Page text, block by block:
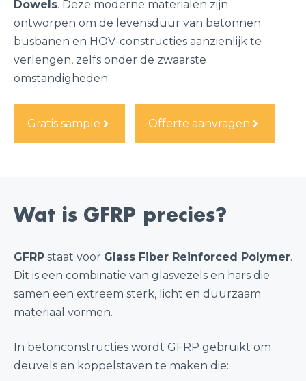
Dowels. Deze moderne materialen zijn
ontworpen om de levensduur van betonnen
busbanen en HOV-constructies aanzienlijk te
verlengen, zelfs onder de zwaarste
omstandigheden.
Gratis sample Offerte aanvragen
Wat is GFRP precies?
GFRP staat voor Glass Fiber Reinforced Polymer.
Dit is een combinatie van glasvezels en hars die
samen een extreem sterk, licht en duurzaam
materiaal vormen.
In betonconstructies wordt GFRP gebruikt om
deuvels en koppelstaven te maken die: